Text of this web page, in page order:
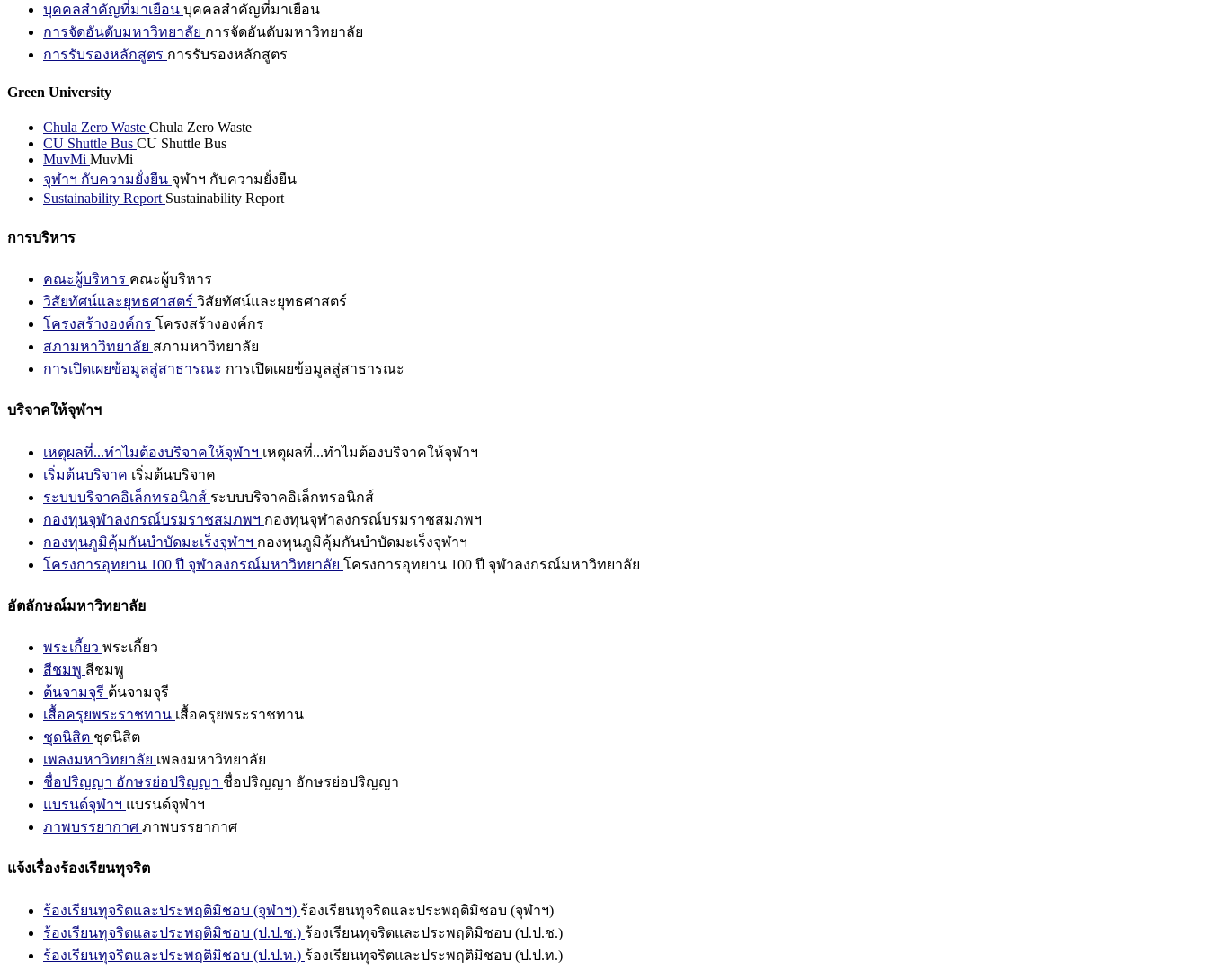
บุคคลสำคัญที่มาเยือน บุคคลสำคัญที่มาเยือน
การจัดอันดับมหาวิทยาลัย การจัดอันดับมหาวิทยาลัย
การรับรองหลักสูตร การรับรองหลักสูตร
Green University
Chula Zero Waste Chula Zero Waste
CU Shuttle Bus CU Shuttle Bus
MuvMi MuvMi
จุฬาฯ กับความยั่งยืน จุฬาฯ กับความยั่งยืน
Sustainability Report Sustainability Report
การบริหาร
คณะผู้บริหาร คณะผู้บริหาร
วิสัยทัศน์และยุทธศาสตร์ วิสัยทัศน์และยุทธศาสตร์
โครงสร้างองค์กร โครงสร้างองค์กร
สภามหาวิทยาลัย สภามหาวิทยาลัย
การเปิดเผยข้อมูลสู่สาธารณะ การเปิดเผยข้อมูลสู่สาธารณะ
บริจาคให้จุฬาฯ
เหตุผลที่...ทำไมต้องบริจาคให้จุฬาฯ เหตุผลที่...ทำไมต้องบริจาคให้จุฬาฯ
เริ่มต้นบริจาค เริ่มต้นบริจาค
ระบบบริจาคอิเล็กทรอนิกส์ ระบบบริจาคอิเล็กทรอนิกส์
กองทุนจุฬาลงกรณ์บรมราชสมภพฯ กองทุนจุฬาลงกรณ์บรมราชสมภพฯ
กองทุนภูมิคุ้มกันบำบัดมะเร็งจุฬาฯ กองทุนภูมิคุ้มกันบำบัดมะเร็งจุฬาฯ
โครงการอุทยาน 100 ปี จุฬาลงกรณ์มหาวิทยาลัย โครงการอุทยาน 100 ปี จุฬาลงกรณ์มหาวิทยาลัย
อัตลักษณ์มหาวิทยาลัย
พระเกี้ยว พระเกี้ยว
สีชมพู สีชมพู
ต้นจามจุรี ต้นจามจุรี
เสื้อครุยพระราชทาน เสื้อครุยพระราชทาน
ชุดนิสิต ชุดนิสิต
เพลงมหาวิทยาลัย เพลงมหาวิทยาลัย
ชื่อปริญญา อักษรย่อปริญญา ชื่อปริญญา อักษรย่อปริญญา
แบรนด์จุฬาฯ แบรนด์จุฬาฯ
ภาพบรรยากาศ ภาพบรรยากาศ
แจ้งเรื่องร้องเรียนทุจริต
ร้องเรียนทุจริตและประพฤติมิชอบ (จุฬาฯ) ร้องเรียนทุจริตและประพฤติมิชอบ (จุฬาฯ)
ร้องเรียนทุจริตและประพฤติมิชอบ (ป.ป.ช.) ร้องเรียนทุจริตและประพฤติมิชอบ (ป.ป.ช.)
ร้องเรียนทุจริตและประพฤติมิชอบ (ป.ป.ท.) ร้องเรียนทุจริตและประพฤติมิชอบ (ป.ป.ท.)